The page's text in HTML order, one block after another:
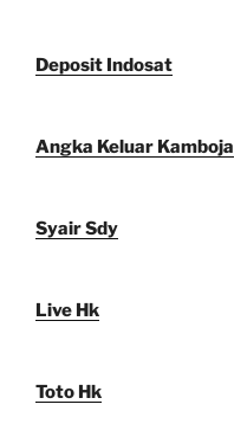
Deposit Indosat
Angka Keluar Kamboja
Syair Sdy
Live Hk
Toto Hk